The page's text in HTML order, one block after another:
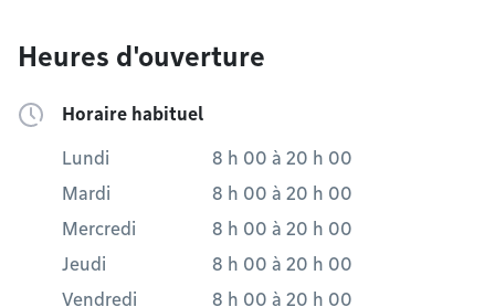
Heures d'ouverture
Horaire habituel
Lundi 8 h 00 à 20 h 00
Mardi
8 h 00 à 20 h 00
Mercredi
8 h 00 à 20 h 00
Jeudi
8 h 00 à 20 h 00
Vendredi
8 h 00 à 20 h 00